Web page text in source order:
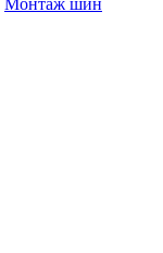
Монтаж шин